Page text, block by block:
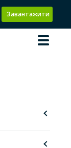
Завантажити